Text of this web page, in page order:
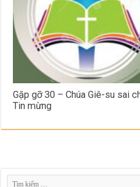
Gặp gỡ 30 – Chúa Giê-su sai
Tin mừng